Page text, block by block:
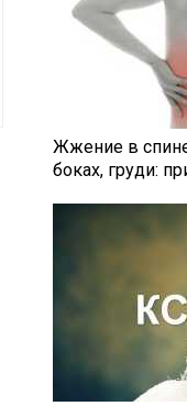
Жжение в
боках, груди: